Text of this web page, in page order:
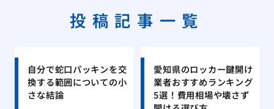
投稿記事一覧
自分で蛇口パッキンを交
換する範囲についての小
さな結論
愛知県のロッカー鍵開け
業者おすすめランキング
5選！費用相場や壊さず